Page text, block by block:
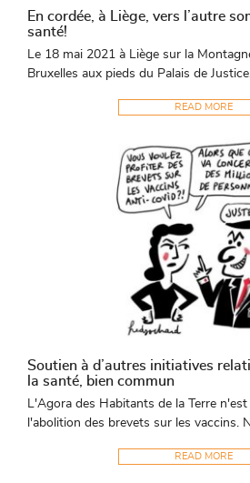
En cordée, à Liège, vers l’autre
santé!
Le 18 mai 2021 à Liège sur la
Bruxelles aux pieds du Palais de
READ MORE
Soutien à d’autres initiatives
la santé, bien commun
L'Agora des Habitants de la Terre
l'abolition des brevets sur les vaccins.
READ MORE